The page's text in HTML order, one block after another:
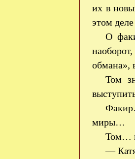
их в
этом
О
обмана»,
Том
миры…
Том…
—